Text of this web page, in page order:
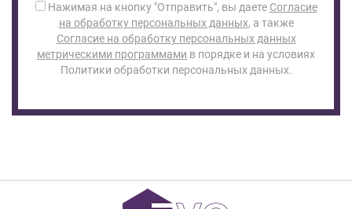
Нажимая на кнопку "Отправить", вы даете Согласие
на обработку персональных данных, а также
Согласие на обработку персональных данных
метрическими программами в порядке и на условиях
Политики обработки персональных данных.